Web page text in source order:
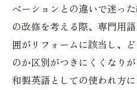
ベーションとの違いで迷っ
の改修を考える際、専門用
囲がリフォームに該当し、
のか区別がつきにくくなり
和製英語としての使われ方